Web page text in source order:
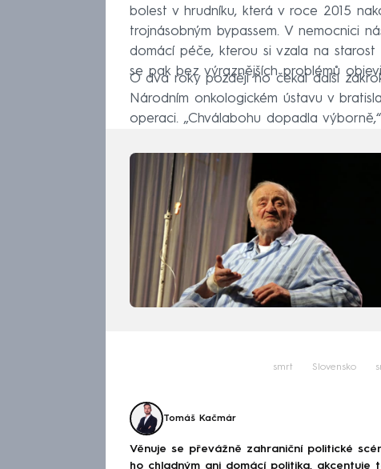
bolest v hrudníku, která v roce 2015
trojnásobným bypassem. V nemocnici
domácí péče, kterou si vzala na starost
se pak bez výraznějších problémů
O dva roky později ho čekal další
Národním onkologickém ústavu v
operaci. „Chválabohu dopadla
smrt Slovensko
Tomáš Kačmár
Věnuje se převážně zahraniční politické
ho chladným ani domácí politika, akcentuje